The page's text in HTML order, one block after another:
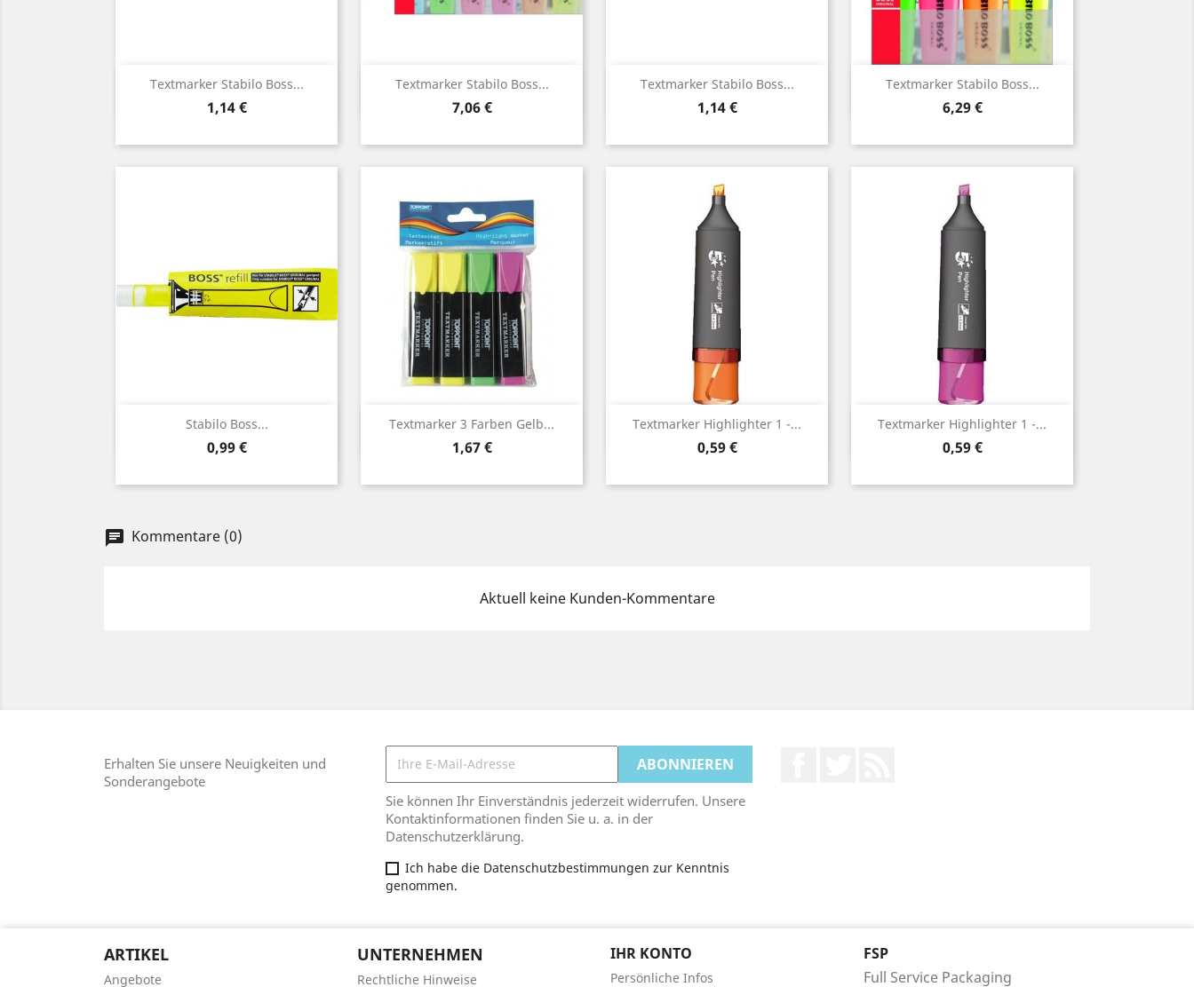
Textmarker Stabilo Boss...
Preis
1,14 €
Vorschau Textmarker Stabilo Boss...
Preis
7,06 €
Vorschau Textmarker Stabilo Boss...
Preis
1,14 €
Vorschau Textmarker Stabilo Boss...
Preis
6,29 €
Vorschau
Stabilo Boss...
Preis
0,99 €
Vorschau Textmarker 3 Farben Gelb...
Preis
1,67 €
Vorschau Textmarker Highlighter 1 -...
Preis
0,59 €
Vorschau Textmarker Highlighter 1 -...
Preis
0,59 €
Vorschau
chat Kommentare (0)
Aktuell keine Kunden-Kommentare
Erhalten Sie unsere Neuigkeiten und
Sonderangebote
Sie können Ihr Einverständnis jederzeit widerrufen. Unsere
Kontaktinformationen finden Sie u. a. in der
Datenschutzerklärung.
Ich habe die Datenschutzbestimmungen zur Kenntnis
genommen.
ARTIKEL
Angebote
UNTERNEHMEN
Rechtliche Hinweise
IHR KONTO
Persönliche Infos
FSP
Full Service Packaging